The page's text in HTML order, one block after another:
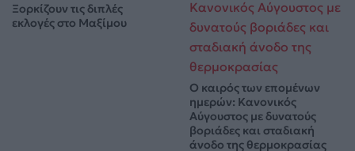
Ξορκίζουν τις διπλές
εκλογές στο Μαξίμου
Ο καιρός των επομένων
ημερών: Κανονικός
Αύγουστος με δυνατούς
βοριάδες και σταδιακή
άνοδο της θερμοκρασίας